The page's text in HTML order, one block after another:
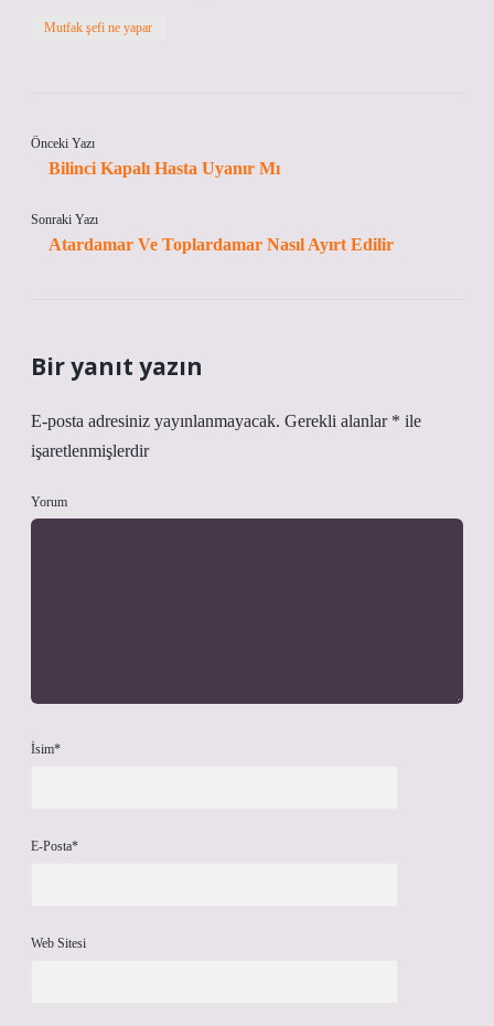
Mutfak şefi ne yapar
Önceki Yazı
Bilinci Kapalı Hasta Uyanır Mı
Sonraki Yazı
Atardamar Ve Toplardamar Nasıl Ayırt Edilir
Bir yanıt yazın
E-posta adresiniz yayınlanmayacak. Gerekli alanlar * ile
işaretlenmişlerdir
Yorum
İsim*
E-Posta*
Web Sitesi